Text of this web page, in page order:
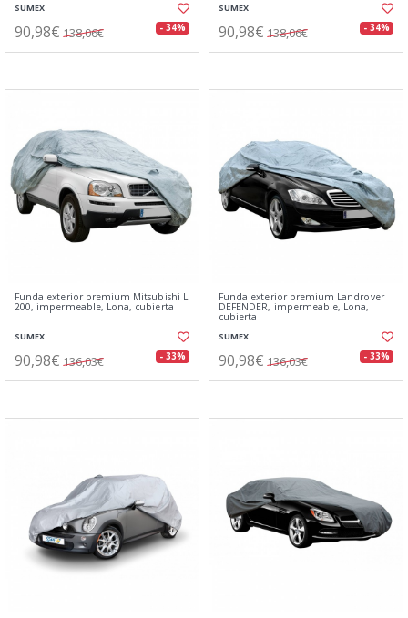
SUMEX
90,98€ 138,06€ - 34%
SUMEX
90,98€ 138,06€ - 34%
Funda exterior premium Mitsubishi L
200, impermeable, Lona, cubierta
SUMEX
90,98€ 136,03€ - 33%
Funda exterior premium Landrover
DEFENDER, impermeable, Lona,
cubierta
SUMEX
90,98€ 136,03€ - 33%